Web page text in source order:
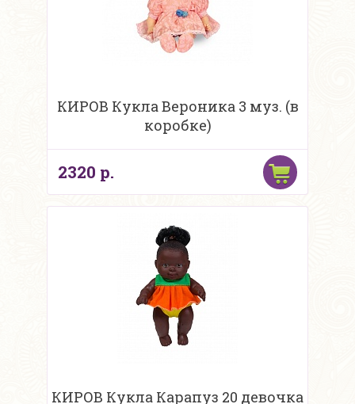
КИРОВ Кукла Вероника 3 муз. (в
коробке)
2320 р.
КИРОВ Кукла Карапуз 20 девочка